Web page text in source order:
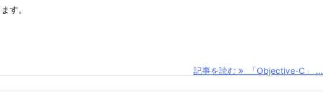
す。
記事を読む 「Objective-C」 ...